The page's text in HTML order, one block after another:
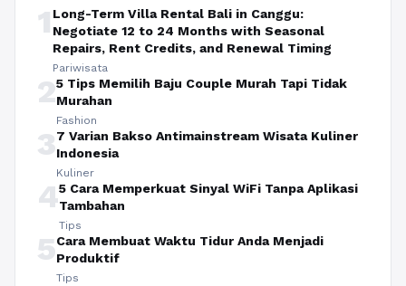
1 Long-Term Villa Rental Bali in Canggu:
Negotiate 12 to 24 Months with Seasonal
Repairs, Rent Credits, and Renewal Timing
Pariwisata
25 Tips Memilih Baju Couple Murah Tapi Tidak
Murahan
Fashion
37 Varian Bakso Antimainstream Wisata Kuliner
Indonesia
Kuliner
45 Cara Memperkuat Sinyal WiFi Tanpa Aplikasi
Tambahan
Tips
5Cara Membuat Waktu Tidur Anda Menjadi
Produktif
Tips